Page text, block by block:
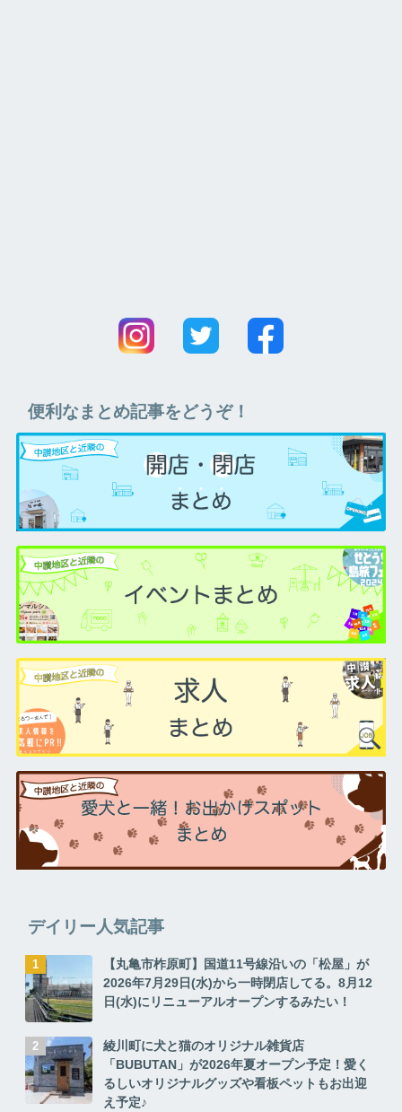
便利なまとめ記事をどうぞ！
デイリー人気記事
【丸亀市柞原町】国道11号線沿いの「松屋」が
2026年7月29日(水)から一時閉店してる。8月12
日(水)にリニューアルオープンするみたい！
綾川町に犬と猫のオリジナル雑貨店
「BUBUTAN」が2026年夏オープン予定！愛く
るしいオリジナルグッズや看板ペットもお出迎
え予定♪